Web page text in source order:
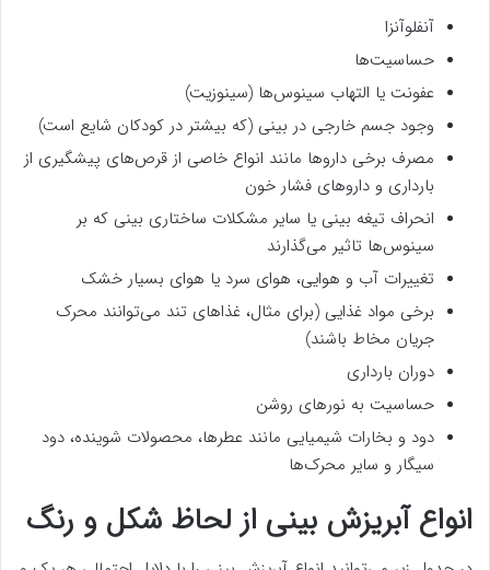
آنفلوآنزا
حساسیت‌ها
عفونت یا التهاب سینوس‌ها (سینوزیت)
وجود جسم خارجی در بینی (که بیشتر در کودکان شایع است)
مصرف برخی داروها مانند انواع خاصی از قرص‌های پیشگیری از
بارداری و داروهای فشار خون
انحراف تیغه بینی یا سایر مشکلات ساختاری بینی که بر
سینوس‌ها تاثیر می‌گذارند
تغییرات آب و هوایی، هوای سرد یا هوای بسیار خشک
برخی مواد غذایی (برای مثال، غذاهای تند می‌توانند محرک
جریان مخاط باشند)
دوران بارداری
حساسیت به نورهای روشن
دود و بخارات شیمیایی مانند عطرها، محصولات شوینده، دود
سیگار و سایر محرک‌ها
انواع آبریزش بینی از لحاظ شکل و رنگ